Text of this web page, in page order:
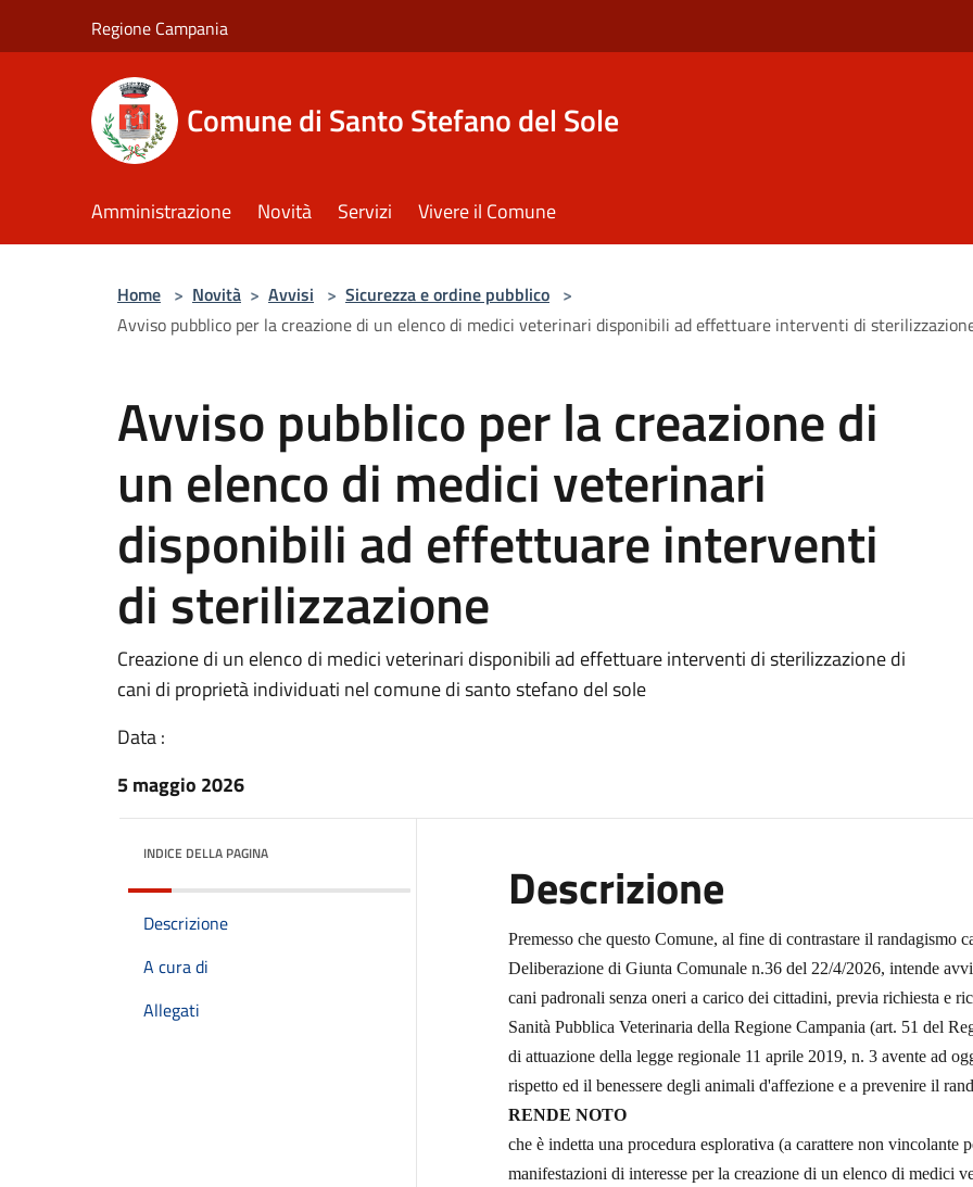
Regione Campania
Comune di Santo Stefano del Sole
Amministrazione Novità Servizi Vivere il Comune
Home > Novità > Avvisi > Sicurezza e ordine pubblico >
Avviso pubblico per la creazione di un elenco di medici veterinari disponibili ad effettuare interventi di
Avviso pubblico per la creazione di
un elenco di medici veterinari
disponibili ad effettuare interventi
di sterilizzazione
Creazione di un elenco di medici veterinari disponibili ad effettuare interventi di sterilizzazione di
cani di proprietà individuati nel comune di santo stefano del sole
Data :
5 maggio 2026
INDICE DELLA PAGINA
Descrizione
A cura di
Allegati
Descrizione
Premesso che questo Comune, al fine di contrastare il randagismo
Deliberazione di Giunta Comunale n.36 del 22/4/2026, intende
cani padronali senza oneri a carico dei cittadini, previa richiesta e
Sanità Pubblica Veterinaria della Regione Campania (art. 51 del
di attuazione della legge regionale 11 aprile 2019, n. 3 avente ad
rispetto ed il benessere degli animali d'affezione e a prevenire il
RENDE NOTO
che è indetta una procedura esplorativa (a carattere non vincolante
manifestazioni di interesse per la creazione di un elenco di medici